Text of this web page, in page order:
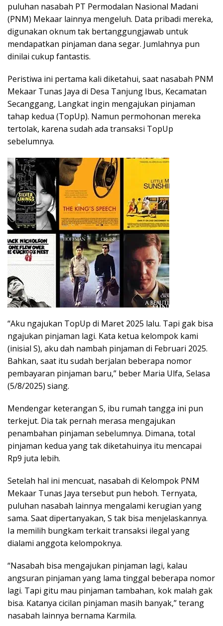
puluhan nasabah PT Permodalan Nasional Madani
(PNM) Mekaar lainnya mengeluh. Data pribadi mereka,
digunakan oknum tak bertanggungjawab untuk
mendapatkan pinjaman dana segar. Jumlahnya pun
dinilai cukup fantastis.
Peristiwa ini pertama kali diketahui, saat nasabah PNM
Mekaar Tunas Jaya di Desa Tanjung Ibus, Kecamatan
Secanggang, Langkat ingin mengajukan pinjaman
tahap kedua (TopUp). Namun permohonan mereka
tertolak, karena sudah ada transaksi TopUp
sebelumnya.
“Aku ngajukan TopUp di Maret 2025 lalu. Tapi gak bisa
ngajukan pinjaman lagi. Kata ketua kelompok kami
(inisial S), aku dah nambah pinjaman di Februari 2025.
Bahkan, saat itu sudah berjalan beberapa nomor
pembayaran pinjaman baru,” beber Maria Ulfa, Selasa
(5/8/2025) siang.
Mendengar keterangan S, ibu rumah tangga ini pun
terkejut. Dia tak pernah merasa mengajukan
penambahan pinjaman sebelumnya. Dimana, total
pinjaman kedua yang tak diketahuinya itu mencapai
Rp9 juta lebih.
Setelah hal ini mencuat, nasabah di Kelompok PNM
Mekaar Tunas Jaya tersebut pun heboh. Ternyata,
puluhan nasabah lainnya mengalami kerugian yang
sama. Saat dipertanyakan, S tak bisa menjelaskannya.
Ia memilih bungkam terkait transaksi ilegal yang
dialami anggota kelompoknya.
“Nasabah bisa mengajukan pinjaman lagi, kalau
angsuran pinjaman yang lama tinggal beberapa nomor
lagi. Tapi gitu mau pinjaman tambahan, kok malah gak
bisa. Katanya cicilan pinjaman masih banyak,” terang
nasabah lainnya bernama Karmila.